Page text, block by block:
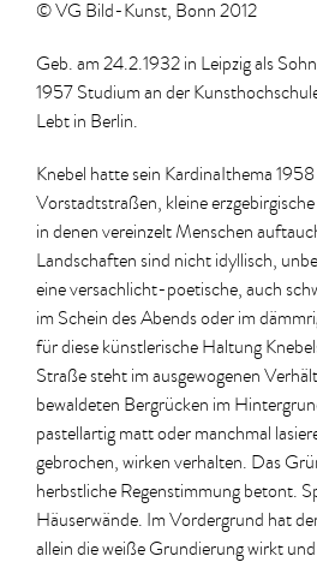
© VG Bild-Kunst, Bonn 2012
Geb. am 24.2.1932 in Leipzig als
1957 Studium an der
Lebt in Berlin.
Knebel hatte sein KardinaIthema
Vorstadtstraßen, kleine
in denen vereinzelt Menschen
Landschaften sind nicht idyllisch,
eine versachlicht-poetische, auch
im Schein des Abends oder im
für diese künstlerische Haltung
Straße steht im ausgewogenen
bewaldeten Bergrücken im
pastellartig matt oder manchmal
gebrochen, wirken verhalten. Das
herbstliche Regenstimmung betont.
Häuserwände. Im Vordergrund hat
allein die weiße Grundierung wirkt